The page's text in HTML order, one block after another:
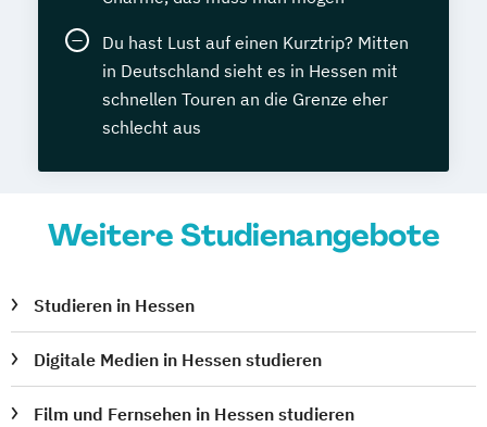
Du hast Lust auf einen Kurztrip? Mitten
in Deutschland sieht es in Hessen mit
schnellen Touren an die Grenze eher
schlecht aus
Weitere Studienangebote
Studieren in Hessen
Digitale Medien in Hessen studieren
Film und Fernsehen in Hessen studieren